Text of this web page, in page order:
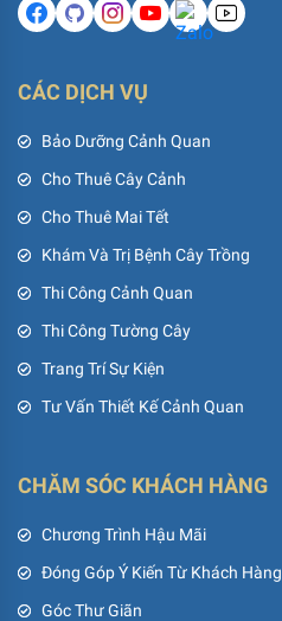
CÁC DỊCH VỤ
Bảo Dưỡng Cảnh Quan
Cho Thuê Cây Cảnh
Cho Thuê Mai Tết
Khám Và Trị Bệnh Cây Trồng
Thi Công Cảnh Quan
Thi Công Tường Cây
Trang Trí Sự Kiện
Tư Vấn Thiết Kế Cảnh Quan
CHĂM SÓC KHÁCH HÀNG
Chương Trình Hậu Mãi
Đóng Góp Ý Kiến Từ Khách Hàng
Góc Thư Giãn